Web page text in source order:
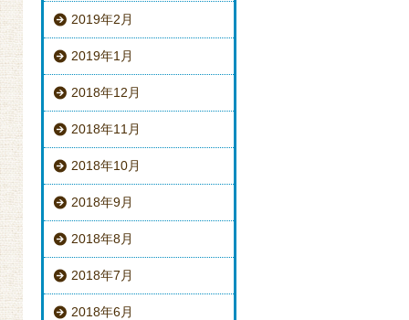
2019年2月
2019年1月
2018年12月
2018年11月
2018年10月
2018年9月
2018年8月
2018年7月
2018年6月